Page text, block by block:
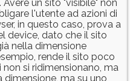
un sito "visibile" non
l'utente ad azioni di
in questo caso, prova a
device, dato che il sito
nella dimensione
rende il sito poco
si ridimensionano, ma
ma su uno